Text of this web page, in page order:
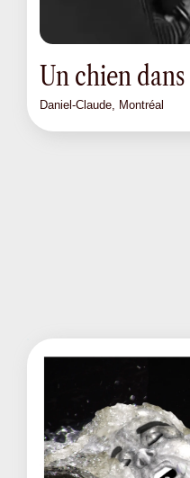
Un chien
Daniel-Claude, Montréal